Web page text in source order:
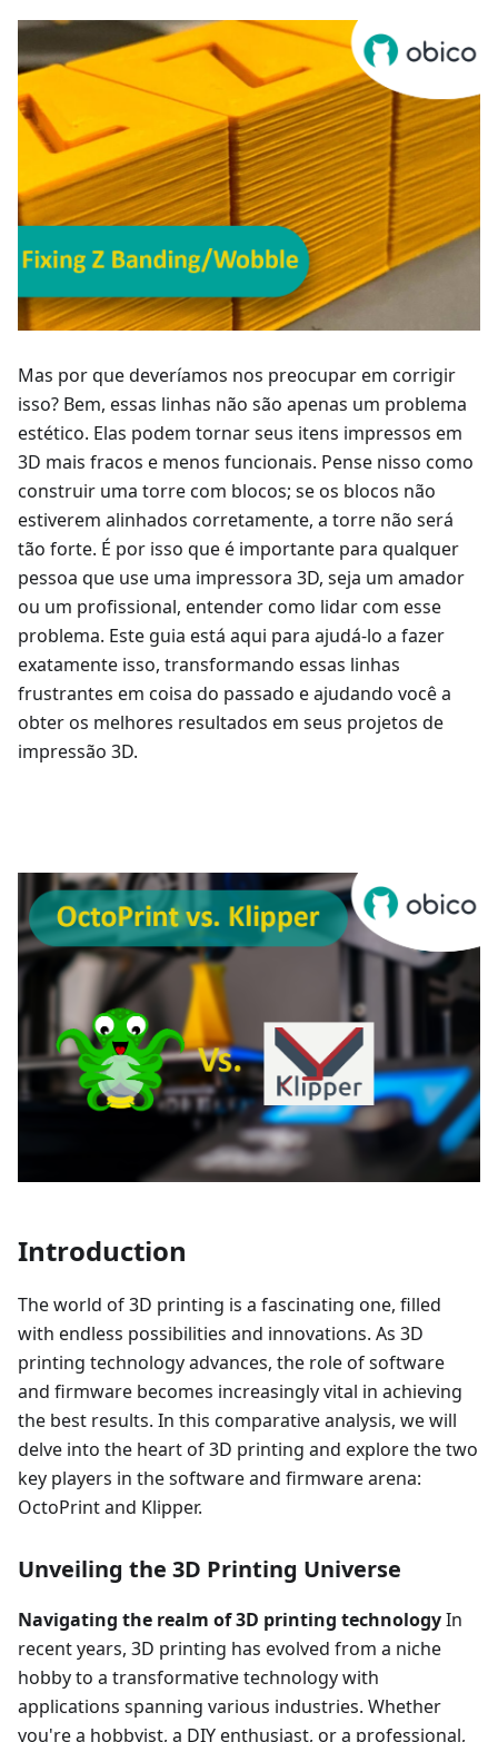
Mas por que deveríamos nos preocupar em corrigir
isso? Bem, essas linhas não são apenas um problema
estético. Elas podem tornar seus itens impressos em
3D mais fracos e menos funcionais. Pense nisso como
construir uma torre com blocos; se os blocos não
estiverem alinhados corretamente, a torre não será
tão forte. É por isso que é importante para qualquer
pessoa que use uma impressora 3D, seja um amador
ou um profissional, entender como lidar com esse
problema. Este guia está aqui para ajudá-lo a fazer
exatamente isso, transformando essas linhas
frustrantes em coisa do passado e ajudando você a
obter os melhores resultados em seus projetos de
impressão 3D.
Introduction
The world of 3D printing is a fascinating one, filled
with endless possibilities and innovations. As 3D
printing technology advances, the role of software
and firmware becomes increasingly vital in achieving
the best results. In this comparative analysis, we will
delve into the heart of 3D printing and explore the two
key players in the software and firmware arena:
OctoPrint and Klipper.
Unveiling the 3D Printing Universe
Navigating the realm of 3D printing technologyIn
recent years, 3D printing has evolved from a niche
hobby to a transformative technology with
applications spanning various industries. Whether
you're a hobbyist, a DIY enthusiast, or a professional,